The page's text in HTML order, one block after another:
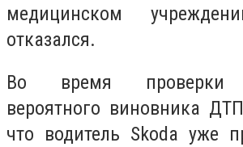
медицинском
отказался.
Во время проверки
вероятного виновника
что водитель Skoda уже